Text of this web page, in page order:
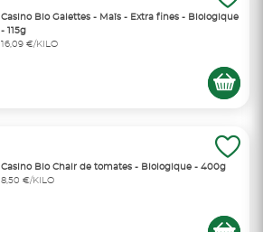
Casino Bio Galettes - Maïs - Extra fines - Biologique
- 115g
16,09 €/KILO
Casino Bio Chair de tomates - Biologique - 400g
8,50 €/KILO